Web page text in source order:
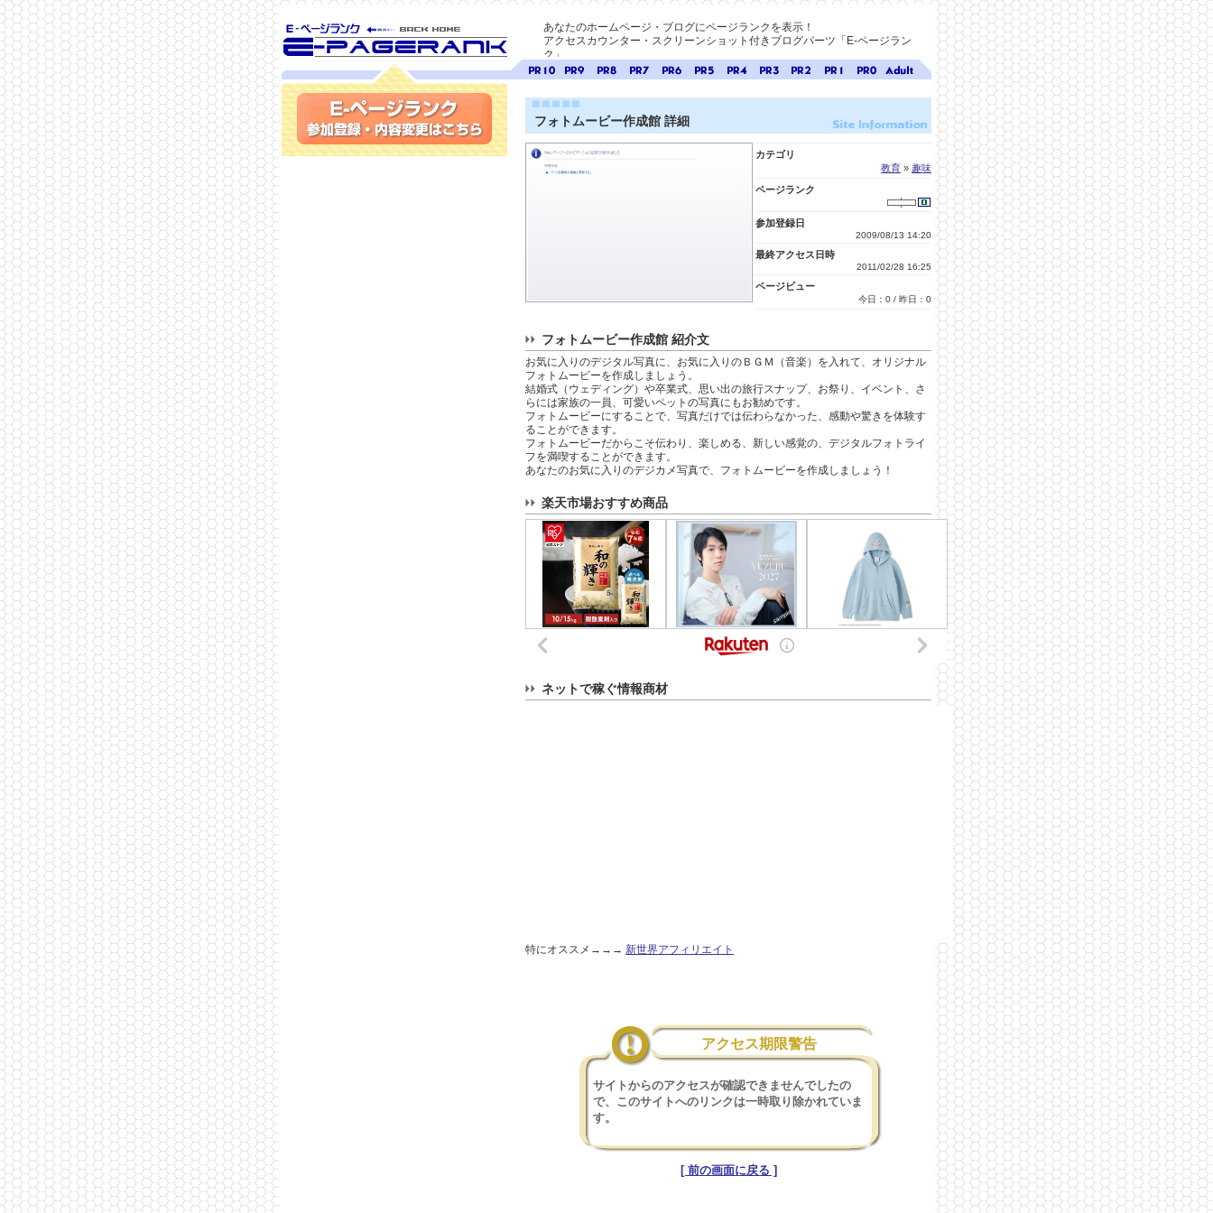
SEO対策に E-ページ
ランク
あなたのホームページ・ブログにページランクを表示！
アクセスカウンター・スクリーンショット付きブログパーツ「E-ページラン
ク」
ランク
10
ランク
9
ランクランクランクランクランクランクランクランクランクダルト
検索
A-ペー
ク
フォトムービー作成館 詳細
カテゴリ
教育 » 趣味
ページランク
参加登録日
2009/08/13 14:20
最終アクセス日時
2011/02/28 16:25
ページビュー
今日：0 / 昨日：0
フォトムービー作成館 紹介文
お気に入りのデジタル写真に、お気に入りのＢＧＭ（音楽）を入れて、オリジナル
フォトムービーを作成しましょう。
結婚式（ウェディング）や卒業式、思い出の旅行スナップ、お祭り、イベント、さ
らには家族の一員、可愛いペットの写真にもお勧めです。
フォトムービーにすることで、写真だけでは伝わらなかった、感動や驚きを体験す
ることができます。
フォトムービーだからこそ伝わり、楽しめる、新しい感覚の、デジタルフォトライ
フを満喫することができます。
あなたのお気に入りのデジカメ写真で、フォトムービーを作成しましょう！
楽天市場おすすめ商品
ネットで稼ぐ情報商材
特にオススメ→→→ 新世界アフィリエイト
アクセス期限警告
サイトからのアクセスが確認できませんでしたの
で、このサイトへのリンクは一時取り除かれていま
す。
[ 前の画面に戻る ]
参加登録(無料)・内容変更